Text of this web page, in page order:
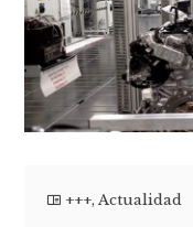
+++,Actualidad